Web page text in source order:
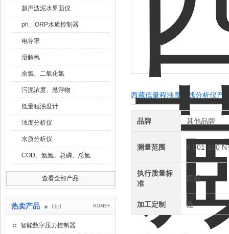
超声波泥水界面仪
ph、ORP水质控制器
电导率
溶解氧
余氯、二氧化氯
污泥浓度、悬浮物
低量程浊度计
浊度分析仪
水质分析仪
COD、氨氮、总磷、总氮
查看全部产品
热卖产品 Hot ROME+
智能数字压力控制器
西藏低量程浊度在线分析仪产
品牌 其他品牌
测量范围 0.001-100
执行质量标
准
国标
加工定制 是